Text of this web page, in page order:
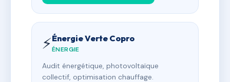
⚡Énergie Verte Copro
ÉNERGIE
Audit énergétique, photovoltaïque
collectif, optimisation chauffage.